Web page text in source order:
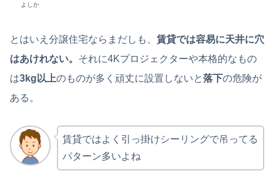
よしか
とはいえ分譲住宅ならまだしも、 賃貸では容易に天井に穴
はあけれない。 それに4Kプロジェクターや本格的なもの
は3kg以上のものが多く頑丈に設置しないと落下の危険が
ある。
賃貸ではよく引っ掛けシーリングで吊ってる
パターン多いよね